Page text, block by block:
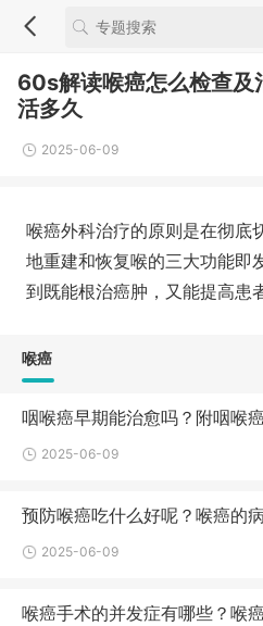
60s解读喉癌怎么检查及
活多久
2025-06-09
喉癌外科治疗的原则是在彻底
地重建和恢复喉的三大功能即
到既能根治癌肿，又能提高患
喉癌
咽喉癌早期能治愈吗？附咽喉
2025-06-09
预防喉癌吃什么好呢？喉癌的
2025-06-09
喉癌手术的并发症有哪些？喉